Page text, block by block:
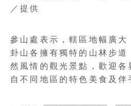
／提供
參山處表示，轄區地幅廣大
卦山各擁有獨特的山林步道
然風情的觀光景點，歡迎各
自不同地區的特色美食及伴